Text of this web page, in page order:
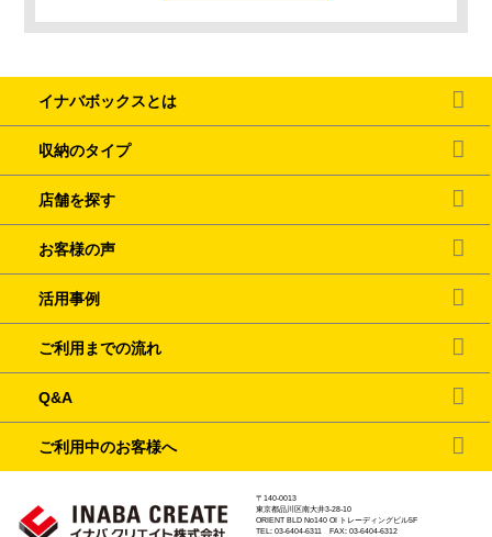
イナバボックスとは
収納のタイプ
店舗を探す
お客様の声
活用事例
ご利用までの流れ
Q&A
ご利用中のお客様へ
〒140-0013
東京都品川区南大井3-28-10
ORIENT BLD No140 OI トレーディングビル5F
TEL: 03-6404-6311 FAX: 03-6404-6312